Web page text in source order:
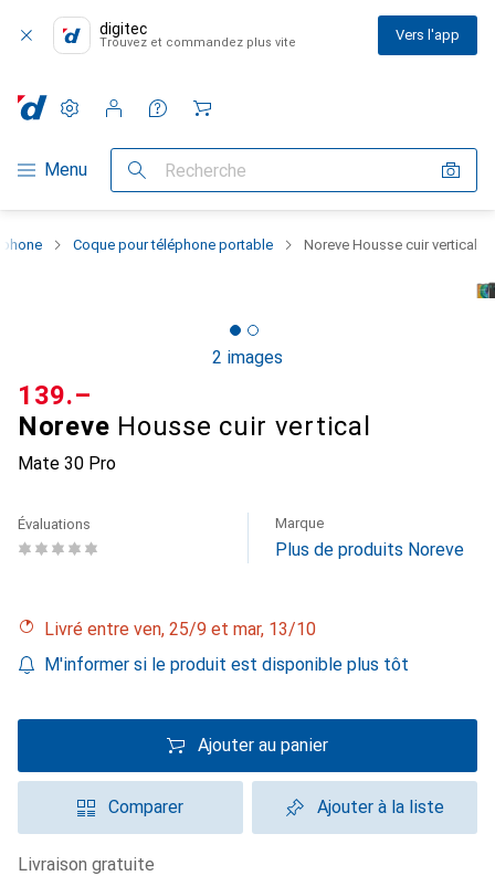
digitec
Trouvez et commandez plus vite Vers l'app
Navigation par catégorie
Menu Recherche
Paramètres
Compte client
Listes de comparaison
Listes d'envies
Panier
Coque pour téléphone portable Noreve Housse cuir vertical
2 images
Noreve Housse cuir vertical
Mate 30 Pro
CHF
139.–
Évaluations Marque
Plus de produits Noreve
Livré entre ven, 25/9 et mar, 13/10
M'informer si le produit est disponible plus tôt
Ajouter au panier
Comparer Ajouter à la liste
livraison gratuite